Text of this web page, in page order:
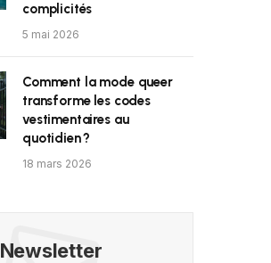
complicités
5 mai 2026
Comment la mode queer
transforme les codes
vestimentaires au
quotidien ?
18 mars 2026
Newsletter